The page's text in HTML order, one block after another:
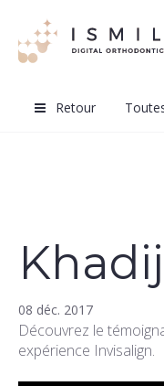
Retour
08 déc. 2017
Découvrez le
expérience Invisalign.